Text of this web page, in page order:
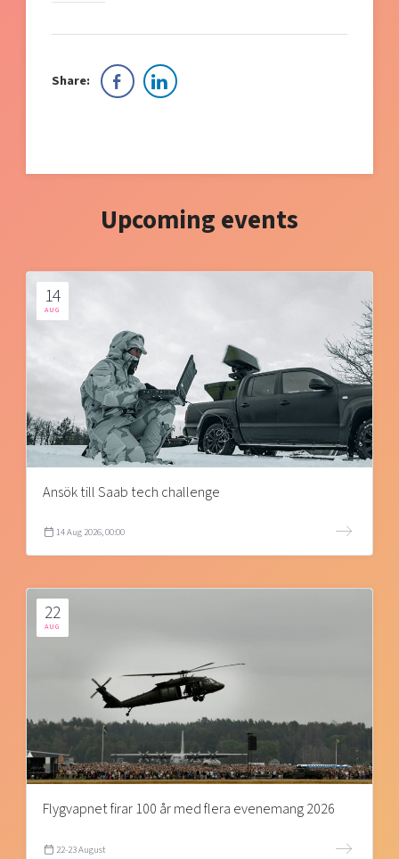
Share:
Upcoming events
14
AUG
Ansök till Saab tech challenge
14 Aug 2026, 00:00
22
AUG
Flygvapnet firar 100 år med flera evenemang 2026
22-23 August